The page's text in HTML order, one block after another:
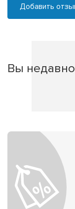
Добавить
Вы